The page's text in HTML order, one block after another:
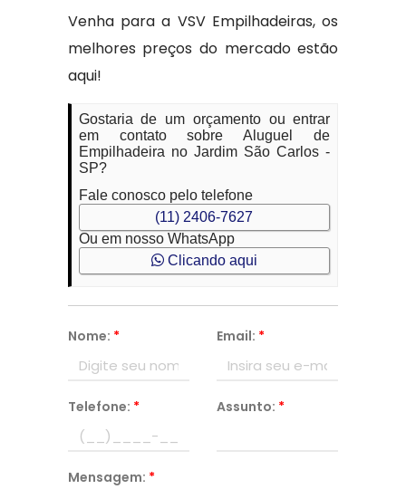
Venha para a VSV Empilhadeiras, os
melhores preços do mercado estão
aqui!
Gostaria de um orçamento ou entrar
em contato sobre Aluguel de
Empilhadeira no Jardim São Carlos -
SP?
Fale conosco pelo telefone
(11) 2406-7627
Ou em nosso WhatsApp
Clicando aqui
Nome: * Email: *
Telefone: * Assunto: *
Mensagem: *